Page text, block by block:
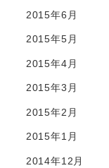
2015年6月
2015年5月
2015年4月
2015年3月
2015年2月
2015年1月
2014年12月